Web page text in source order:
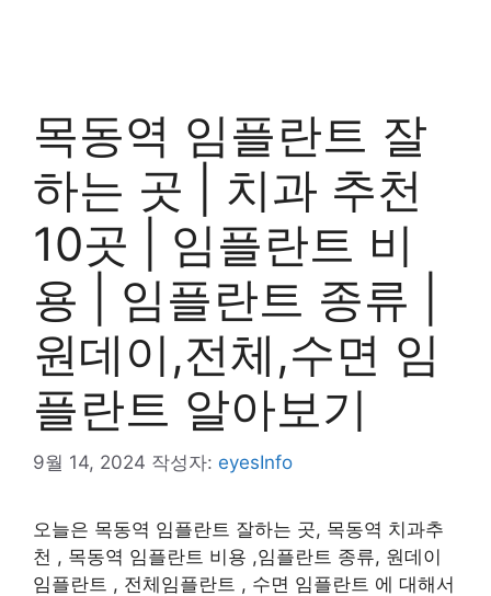
목동역 임플란트 잘
하는 곳 | 치과 추천
10곳 | 임플란트 비
용 | 임플란트 종류 |
원데이,전체,수면 임
플란트 알아보기
9월 14, 2024 작성자: eyesInfo
오늘은 목동역 임플란트 잘하는 곳, 목동역 치과추
천 , 목동역 임플란트 비용 ,임플란트 종류, 원데이
임플란트 , 전체임플란트 , 수면 임플란트 에 대해서